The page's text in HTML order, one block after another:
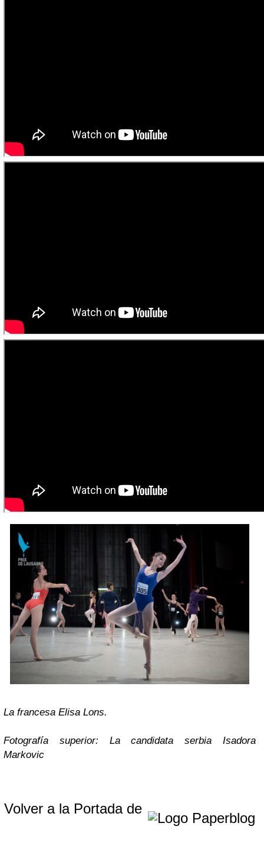
La francesa Elisa Lons.
Fotografía superior: La candidata serbia Isadora
Markovic
Volver a la Portada de